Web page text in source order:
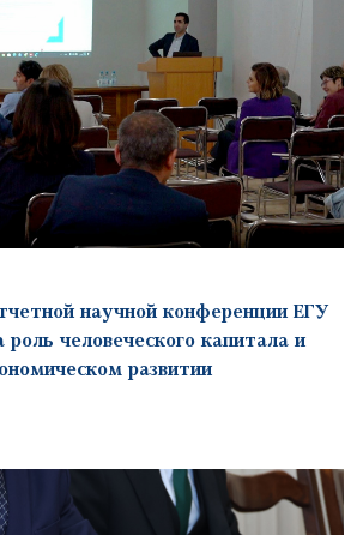
научной конференции ЕГУ
человеческого капитала и
развитии